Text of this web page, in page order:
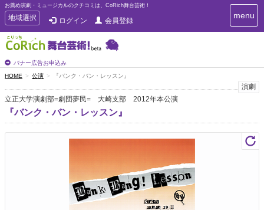
お薦め演劇・ミュージカルのクチコミは、CoRich舞台芸術！
T
o
g
g
e
n
a
v
地域選択 ログイン 会員登録
バナー広告お申込み
T
o
i
g
menu
HOME 公演 『バンク・バン・レッスン』
演劇
立正大学演劇部=劇団夢民= 大崎支部 2012年本公演
『バンク・バン・レッスン』